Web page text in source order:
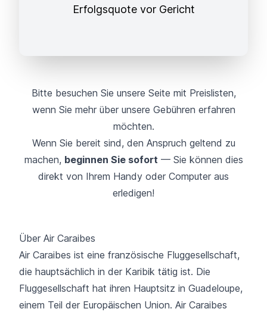
Erfolgsquote vor Gericht
Bitte besuchen Sie unsere Seite mit Preislisten,
wenn Sie mehr über unsere Gebühren erfahren
möchten.
Wenn Sie bereit sind, den Anspruch geltend zu
machen, beginnen Sie sofort — Sie können dies
direkt von Ihrem Handy oder Computer aus
erledigen!
Über Air Caraibes
Air Caraibes ist eine französische Fluggesellschaft,
die hauptsächlich in der Karibik tätig ist. Die
Fluggesellschaft hat ihren Hauptsitz in Guadeloupe,
einem Teil der Europäischen Union. Air Caraibes